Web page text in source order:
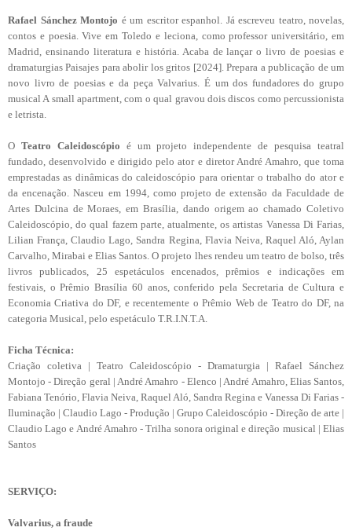
Rafael Sánchez Montojo é um escritor espanhol. Já escreveu teatro, novelas,
contos e poesia. Vive em Toledo e leciona, como professor universitário, em
Madrid, ensinando literatura e história. Acaba de lançar o livro de poesias e
dramaturgias Paisajes para abolir los gritos [2024]. Prepara a publicação de um
novo livro de poesias e da peça Valvarius. É um dos fundadores do grupo
musical A small apartment, com o qual gravou dois discos como percussionista
e letrista.
O Teatro Caleidoscópio é um projeto independente de pesquisa teatral
fundado, desenvolvido e dirigido pelo ator e diretor André Amahro, que toma
emprestadas as dinâmicas do caleidoscópio para orientar o trabalho do ator e
da encenação. Nasceu em 1994, como projeto de extensão da Faculdade de
Artes Dulcina de Moraes, em Brasília, dando origem ao chamado Coletivo
Caleidoscópio, do qual fazem parte, atualmente, os artistas Vanessa Di Farias,
Lilian França, Claudio Lago, Sandra Regina, Flavia Neiva, Raquel Aló, Aylan
Carvalho, Mirabai e Elias Santos. O projeto lhes rendeu um teatro de bolso, três
livros publicados, 25 espetáculos encenados, prêmios e indicações em
festivais, o Prêmio Brasília 60 anos, conferido pela Secretaria de Cultura e
Economia Criativa do DF, e recentemente o Prêmio Web de Teatro do DF, na
categoria Musical, pelo espetáculo T.R.I.N.T.A.
Ficha Técnica:
Criação coletiva | Teatro Caleidoscópio - Dramaturgia | Rafael Sánchez
Montojo - Direção geral | André Amahro - Elenco | André Amahro, Elias Santos,
Fabiana Tenório, Flavia Neiva, Raquel Aló, Sandra Regina e Vanessa Di Farias -
Iluminação | Claudio Lago - Produção | Grupo Caleidoscópio - Direção de arte |
Claudio Lago e André Amahro - Trilha sonora original e direção musical | Elias
Santos
SERVIÇO:
Valvarius, a fraude